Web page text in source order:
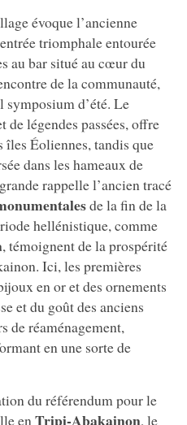
évoque l’ancienne
triomphale entourée
au bar situé au cœur du
de la communauté,
symposium d’été. Le
de légendes passées, offre
îles Éoliennes, tandis que
dans les hameaux de
rappelle l’ancien tracé
de la fin de la
hellénistique, comme
, témoignent de la prospérité
Ici, les premières
en or et des ornements
et du goût des anciens
de réaménagement,
en une sorte de
du référendum pour le
en Tripi-Abakainon, le